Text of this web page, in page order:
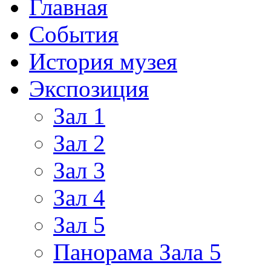
Главная
События
История музея
Экспозиция
Зал 1
Зал 2
Зал 3
Зал 4
Зал 5
Панорама Зала 5